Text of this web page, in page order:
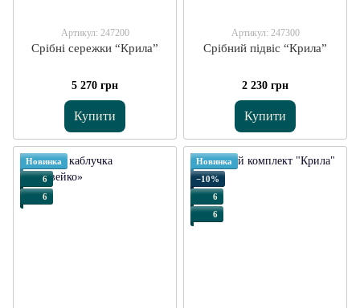
Артикул: 247200
Срібні сережки “Крила”
5 270 грн
Купити
Артикул: 247300
Срібний підвіс “Крила”
2 230 грн
Купити
Новинка
6
6
Новинка
−10%
6
6